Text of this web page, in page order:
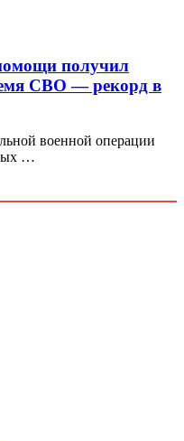
получил
СВО — рекорд в
военной операции
…